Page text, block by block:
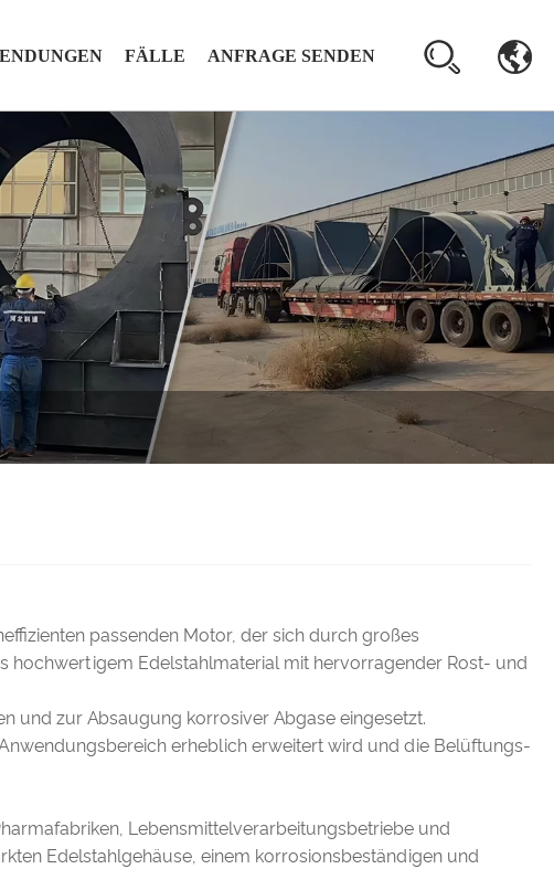
FÄLLE ANFRAGE SENDEN
passenden Motor, der sich durch großes
hochwertigem Edelstahlmaterial mit hervorragender Rost- und
und zur Absaugung korrosiver Abgase eingesetzt.
erheblich erweitert wird und die Belüftungs-
Lebensmittelverarbeitungsbetriebe und
Edelstahlgehäuse, einem korrosionsbeständigen und